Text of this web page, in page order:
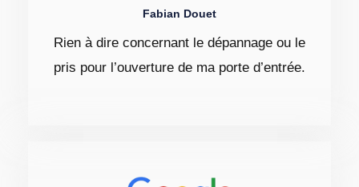
Fabian Douet
Rien à dire concernant le dépannage ou le
pris pour l’ouverture de ma porte d’entrée.